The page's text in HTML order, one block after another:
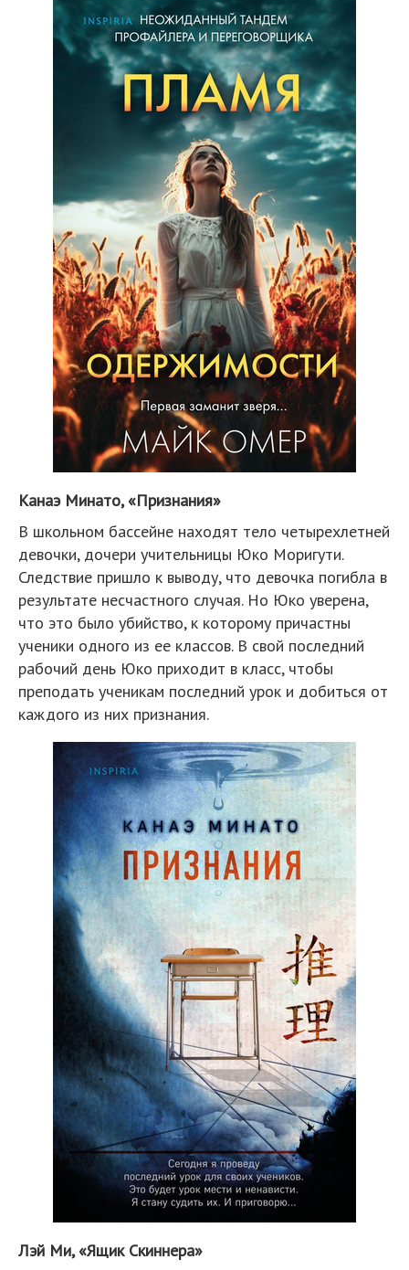
Канаэ Минато, «Признания»
В школьном бассейне находят тело четырехлетней
девочки, дочери учительницы Юко Моригути.
Следствие пришло к выводу, что девочка погибла в
результате несчастного случая. Но Юко уверена,
что это было убийство, к которому причастны
ученики одного из ее классов. В свой последний
рабочий день Юко приходит в класс, чтобы
преподать ученикам последний урок и добиться от
каждого из них признания.
Лэй Ми, «Ящик Скиннера»